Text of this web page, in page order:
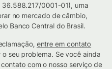
36.588.217/0001-01), uma
no mercado de câmbio,
Banco Central do Brasil.
entre em contato
seu problema. Se você ainda
com o nosso serviço de